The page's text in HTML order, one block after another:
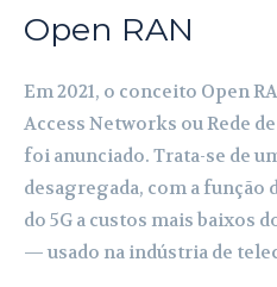
Open RAN
Em 2021, o conceito Open
Access Networks ou Rede
foi anunciado. Trata-se de
desagregada, com a função
do 5G a custos mais baixos
— usado na indústria de